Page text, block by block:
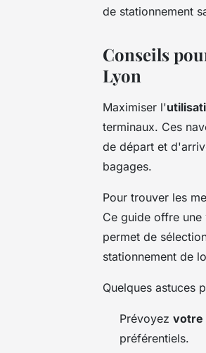
de stationnement
Conseils
Lyon
Maximiser l'
terminaux. Ces
de départ et
bagages.
Pour trouver les
Ce guide offre
permet de
stationnement de
Quelques astuces
Prévoyez votre
préférentiels.